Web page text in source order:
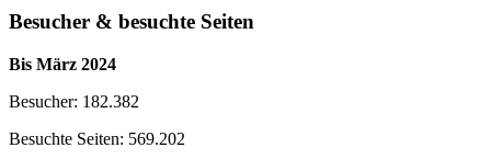
Beiträge
Besucher & besuchte Seiten
Bis März 2024
Besucher: 182.382
Besuchte Seiten: 569.202